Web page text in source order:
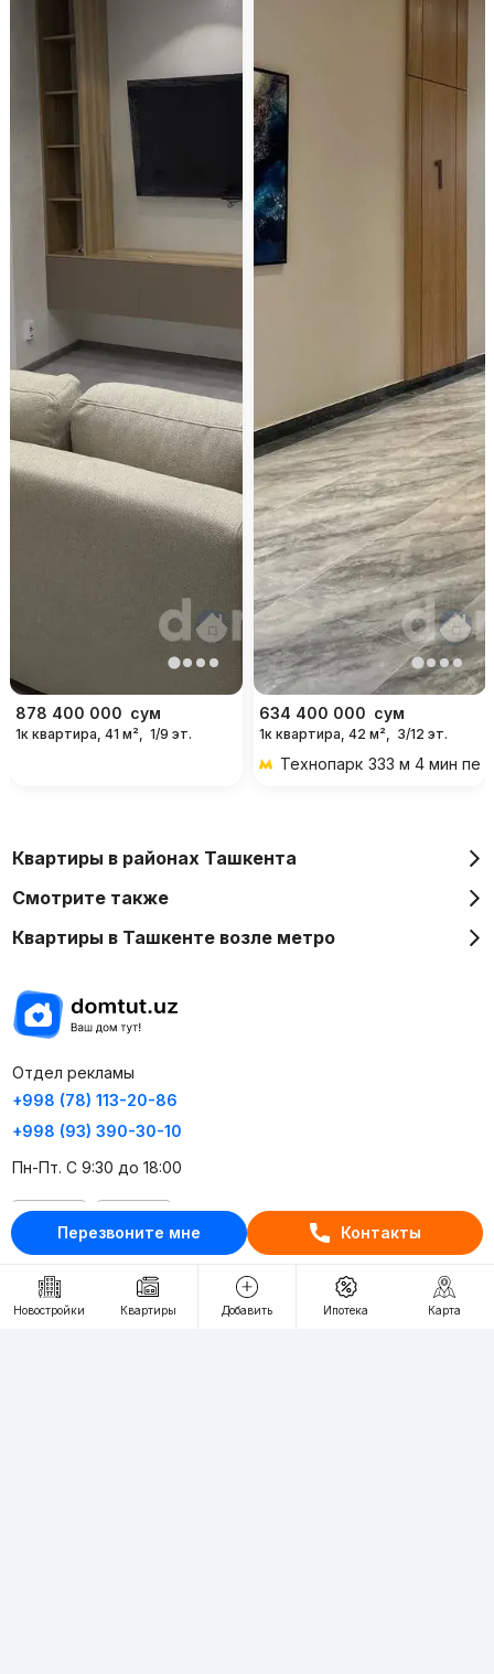
Перезвоните мне Контакты
878 400 000 сум
1к квартира, 41 м², 1/9 эт.
634 400 000 сум
1к квартира, 42 м², 3/12 эт.
Технопарк 333 м 4 мин
Новостройки Квартиры Добавить Ипотека Карта
Квартиры в районах Ташкента
Смотрите также
Квартиры в Ташкенте возле метро
Отдел рекламы
+998 (78) 113-20-86
+998 (93) 390-30-10
Пн-Пт. С 9:30 до 18:00
RU
Контакты
О проекте